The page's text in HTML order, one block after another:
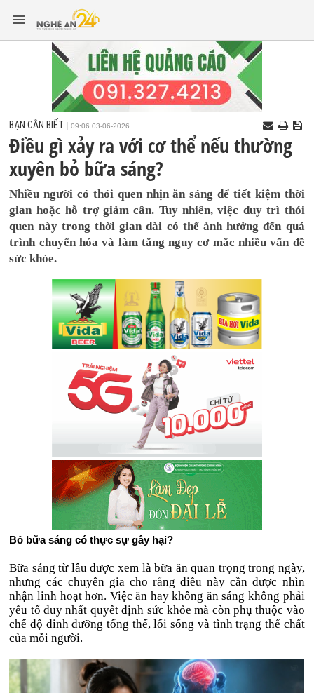
BẠN CẦN BIẾT 09:06 03-06-2026
Điều gì xảy ra với cơ thể nếu thường
xuyên bỏ bữa sáng?
Nhiều người có thói quen nhịn ăn sáng để tiết kiệm thời
gian hoặc hỗ trợ giảm cân. Tuy nhiên, việc duy trì thói
quen này trong thời gian dài có thể ảnh hưởng đến quá
trình chuyển hóa và làm tăng nguy cơ mắc nhiều vấn đề
sức khỏe.
Bỏ bữa sáng có thực sự gây hại?
Bữa sáng từ lâu được xem là bữa ăn quan trọng trong ngày,
nhưng các chuyên gia cho rằng điều này cần được nhìn
nhận linh hoạt hơn. Việc ăn hay không ăn sáng không phải
yếu tố duy nhất quyết định sức khỏe mà còn phụ thuộc vào
chế độ dinh dưỡng tổng thể, lối sống và tình trạng thể chất
của mỗi người.